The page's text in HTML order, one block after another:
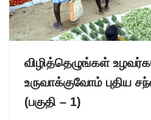
விழித்தெழுங்கள்
உருவாக்குவோம் புதிய
(பகுதி – 1)